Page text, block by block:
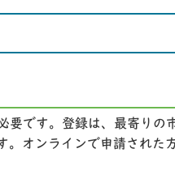
です。登録は、最寄りの
。オンラインで申請され